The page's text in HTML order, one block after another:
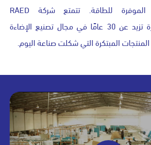
والتحكم الذكي الموفرة للطاقة. تتمتع شركة RAED
Enterprises بخبرة تزيد عن 30 عامًا في مجال تصنيع الإضاءة
المبتكرة التي شكلت صناعة اليوم.